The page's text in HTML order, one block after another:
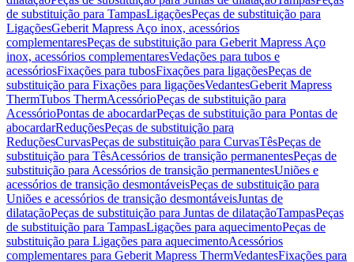
de substituição para TampasLigaçõesPeças de substituição para
LigaçõesGeberit Mapress Aço inox, acessórios
complementaresPeças de substituição para Geberit Mapress Aço
inox, acessórios complementaresVedações para tubos e
acessóriosFixações para tubosFixações para ligaçõesPeças de
substituição para Fixações para ligaçõesVedantesGeberit Mapress
ThermTubos ThermAcessórioPeças de substituição para
AcessórioPontas de abocardarPeças de substituição para Pontas de
abocardarReduçõesPeças de substituição para
ReduçõesCurvasPeças de substituição para CurvasTêsPeças de
substituição para TêsAcessórios de transição permanentesPeças de
substituição para Acessórios de transição permanentesUniões e
acessórios de transição desmontáveisPeças de substituição para
Uniões e acessórios de transição desmontáveisJuntas de
dilataçãoPeças de substituição para Juntas de dilataçãoTampasPeças
de substituição para TampasLigações para aquecimentoPeças de
substituição para Ligações para aquecimentoAcessórios
complementares para Geberit Mapress ThermVedantesFixações para